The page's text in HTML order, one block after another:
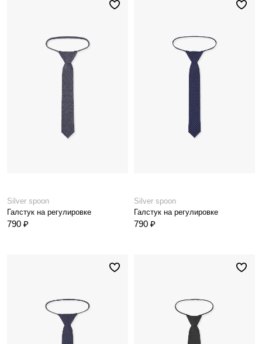
Silver spoon
Галстук на регулировке
790 ₽
Silver spoon
Галстук на регулировке
790 ₽